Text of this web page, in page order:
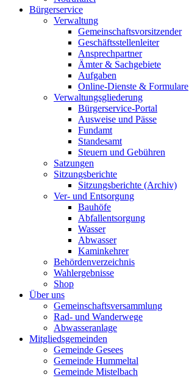
Bürgerservice
Verwaltung
Gemeinschaftsvorsitzender
Geschäftsstellenleiter
Ansprechpartner
Ämter & Sachgebiete
Aufgaben
Online-Dienste & Formulare
Verwaltungsgliederung
Bürgerservice-Portal
Ausweise und Pässe
Fundamt
Standesamt
Steuern und Gebühren
Satzungen
Sitzungsberichte
Sitzungsberichte (Archiv)
Ver- und Entsorgung
Bauhöfe
Abfallentsorgung
Wasser
Abwasser
Kaminkehrer
Behördenverzeichnis
Wahlergebnisse
Shop
Über uns
Gemeinschaftsversammlung
Rad- und Wanderwege
Abwasseranlage
Mitgliedsgemeinden
Gemeinde Gesees
Gemeinde Hummeltal
Gemeinde Mistelbach